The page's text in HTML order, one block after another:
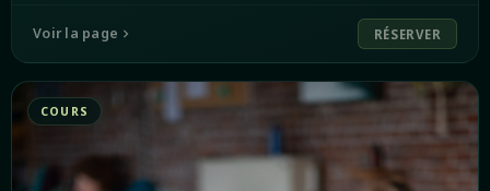
Voir la page RÉSERVER
COURS